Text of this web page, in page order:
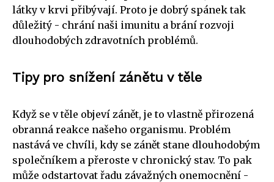
látky v krvi přibývají. Proto je dobrý spánek tak
důležitý - chrání naši imunitu a brání rozvoji
dlouhodobých zdravotních problémů.
Tipy pro snížení zánětu v těle
Když se v těle objeví zánět, je to vlastně přirozená
obranná reakce našeho organismu. Problém
nastává ve chvíli, kdy se zánět stane dlouhodobým
společníkem a přeroste v chronický stav. To pak
může odstartovat řadu závažných onemocnění -